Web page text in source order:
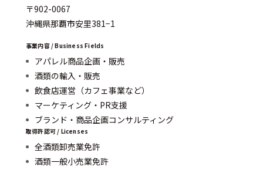
〒902-0067
沖縄県那覇市安里381−1
事業内容 / Business Fields
アパレル商品企画・販売
酒類の輸入・販売
飲食店運営（カフェ事業など）
マーケティング・PR支援
ブランド・商品企画コンサルティング
取得許認可 / Licenses
全酒類卸売業免許
酒類一般小売業免許